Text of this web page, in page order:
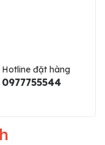
Hotline đặt hàng
0977755544